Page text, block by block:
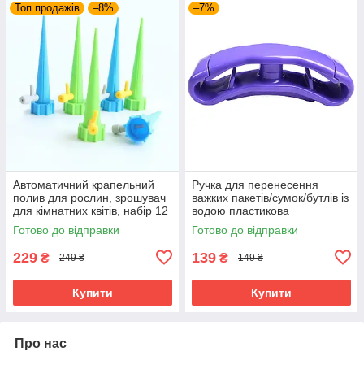
Топ продажів –8%
Автоматичний крапельний
полив для рослин, зрошувач
для кімнатних квітів, набір 12
шт
Готово до відправки
229 ₴ 249 ₴
Купити
–7%
Ручка для перенесення
важких пакетів/сумок/бутлів із
водою пластикова
Готово до відправки
139 ₴ 149 ₴
Купити
Про нас